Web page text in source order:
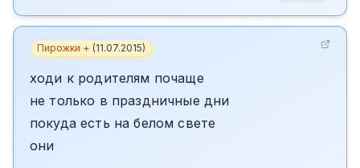
Пирожки + (11.07.2015)
ходи к родителям почаще
не только в праздничные дни
покуда есть на белом свете
они